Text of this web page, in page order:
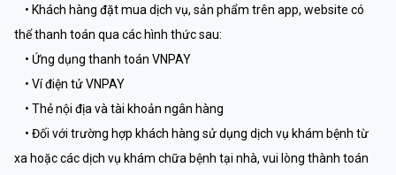
• Khách hàng đặt mua dịch vụ, sản phẩm trên app, website có
thể thanh toán qua các hình thức sau:
• Ứng dụng thanh toán VNPAY
• Ví điện tử VNPAY
• Thẻ nội địa và tài khoản ngân hàng
• Đối với trường hợp khách hàng sử dụng dịch vụ khám bệnh từ
xa hoặc các dịch vụ khám chữa bệnh tại nhà, vui lòng thành toán